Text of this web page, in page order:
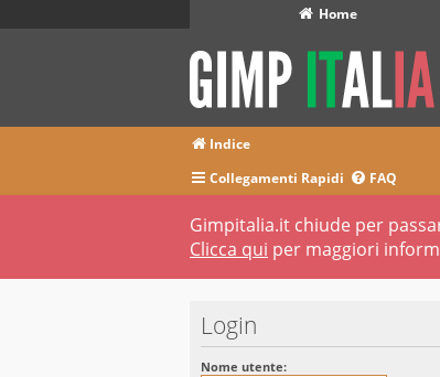
Home
Indice
Collegamenti Rapidi
FAQ
Gimpitalia.it chiude per
Clicca qui per maggiori
Login
Nome utente: